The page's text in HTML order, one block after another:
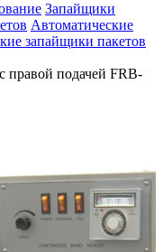
Запайщики
Автоматические
запайщики пакетов
правой подачей FRB-